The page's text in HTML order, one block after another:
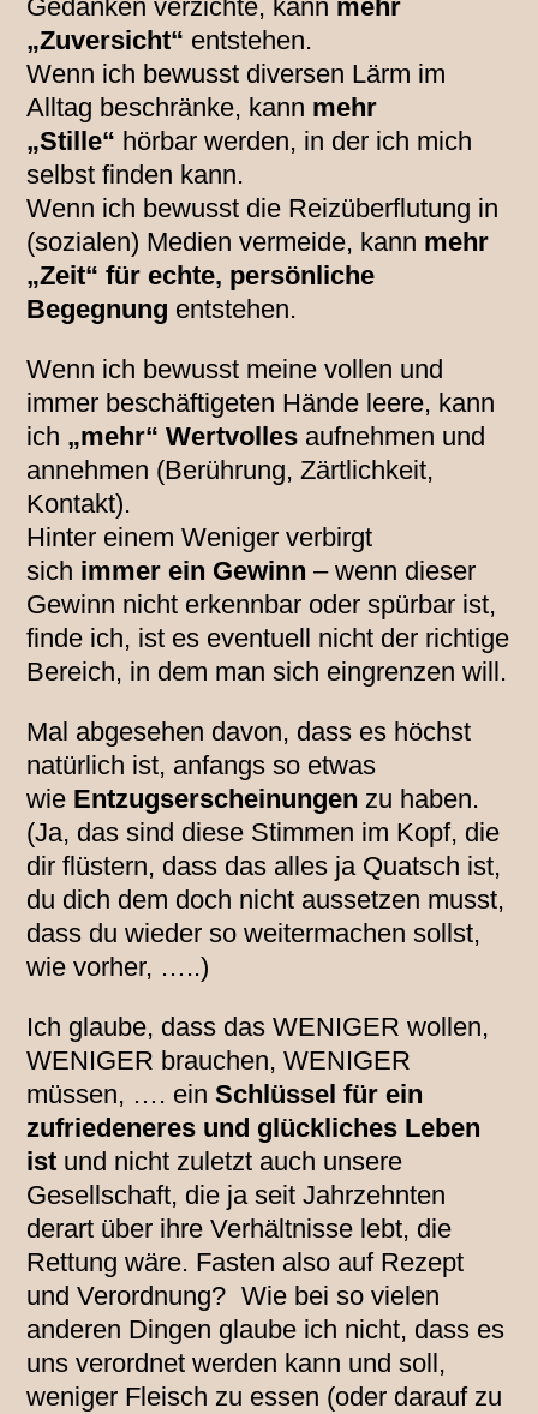
Gedanken verzichte, kann mehr
„Zuversicht“ entstehen.
Wenn ich bewusst diversen Lärm im
Alltag beschränke, kann mehr
„Stille“ hörbar werden, in der ich mich
selbst finden kann.
Wenn ich bewusst die Reizüberflutung in
(sozialen) Medien vermeide, kann mehr
„Zeit“ für echte, persönliche
Begegnung entstehen.
Wenn ich bewusst meine vollen und
immer beschäftigeten Hände leere, kann
ich „mehr“ Wertvolles aufnehmen und
annehmen (Berührung, Zärtlichkeit,
Kontakt).
Hinter einem Weniger verbirgt
sich immer ein Gewinn – wenn dieser
Gewinn nicht erkennbar oder spürbar ist,
finde ich, ist es eventuell nicht der richtige
Bereich, in dem man sich eingrenzen will.
Mal abgesehen davon, dass es höchst
natürlich ist, anfangs so etwas
wie Entzugserscheinungen zu haben.
(Ja, das sind diese Stimmen im Kopf, die
dir flüstern, dass das alles ja Quatsch ist,
du dich dem doch nicht aussetzen musst,
dass du wieder so weitermachen sollst,
wie vorher, …..)
Ich glaube, dass das WENIGER wollen,
WENIGER brauchen, WENIGER
müssen, …. einSchlüssel für ein
zufriedeneres und glückliches Leben
ist und nicht zuletzt auch unsere
Gesellschaft, die ja seit Jahrzehnten
derart über ihre Verhältnisse lebt, die
Rettung wäre. Fasten also auf Rezept
und Verordnung? Wie bei so vielen
anderen Dingen glaube ich nicht, dass es
uns verordnet werden kann und soll,
weniger Fleisch zu essen (oder darauf zu